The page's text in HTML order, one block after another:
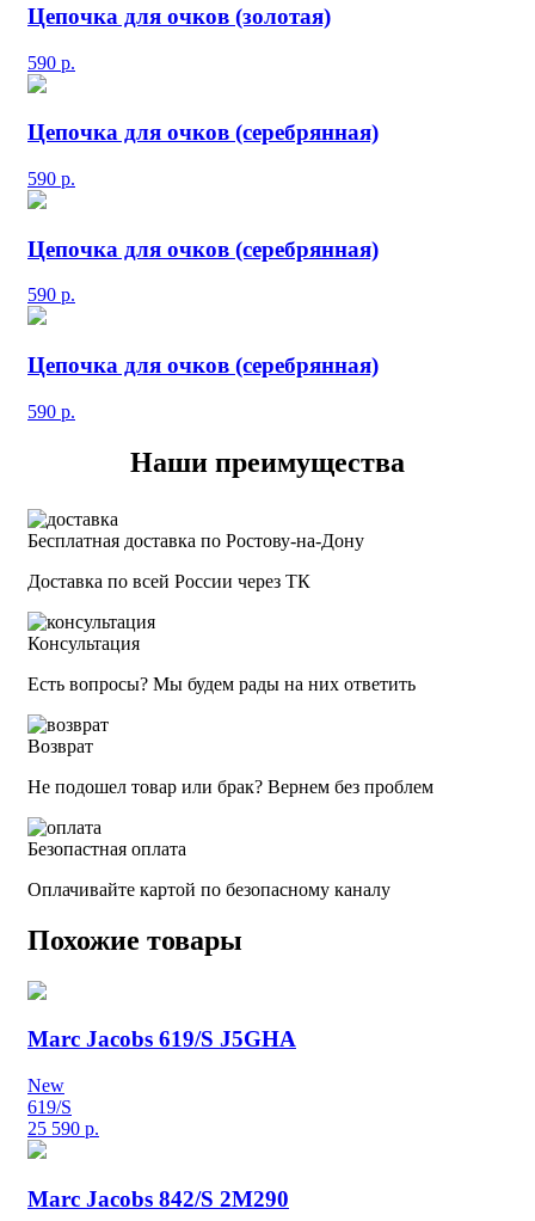
Цепочка для очков (золотая)
590 р.
Цепочка для очков (серебрянная)
590 р.
Цепочка для очков (серебрянная)
590 р.
Цепочка для очков (серебрянная)
590 р.
Наши преимущества
Бесплатная доставка по Ростову-на-Дону
Доставка по всей России через ТК
Консультация
Есть вопросы? Мы будем рады на них ответить
Возврат
Не подошел товар или брак? Вернем без проблем
Безопастная оплата
Оплачивайте картой по безопасному каналу
Похожие товары
Marc Jacobs 619/S J5GHA
New
619/S
25 590 р.
Marc Jacobs 842/S 2M290